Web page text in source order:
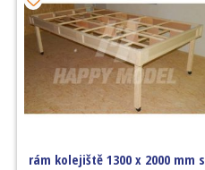
rám kolejiště 1300 x 2000 mm s